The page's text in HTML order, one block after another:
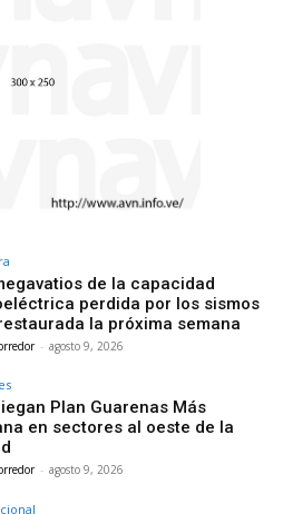
de la capacidad
perdida por los sismos
la próxima semana
- agosto 9, 2026
Plan Guarenas Más
en sectores al oeste de la
- agosto 9, 2026